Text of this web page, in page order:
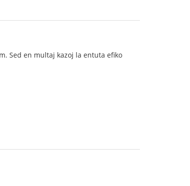
Sed en multaj kazoj la entuta efiko